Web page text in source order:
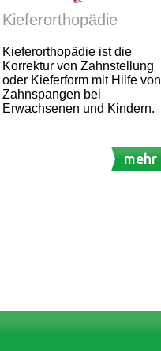
Kieferorthopädie
Kieferorthopädie ist die
Korrektur von Zahnstellung
oder Kieferform mit Hilfe von
Zahnspangen bei
Erwachsenen und Kindern.
mehr